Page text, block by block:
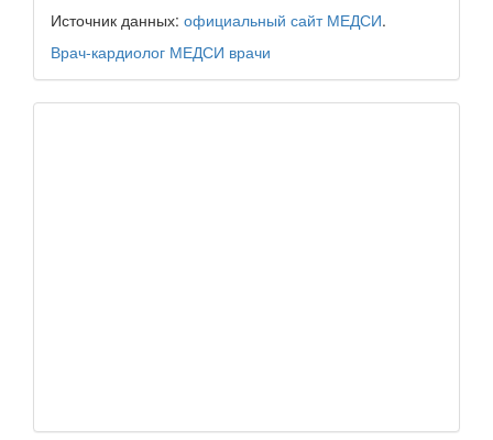
Источник данных: официальный сайт МЕДСИ.
Врач-кардиолог МЕДСИ врачи